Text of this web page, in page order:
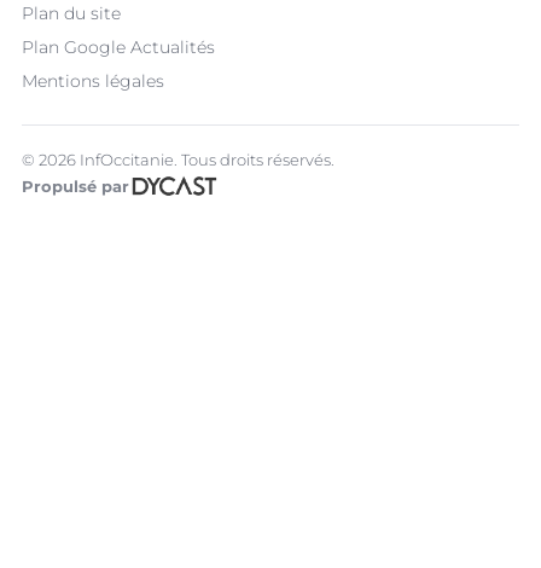
Plan du site
Plan Google Actualités
Mentions légales
© 2026 InfOccitanie. Tous droits réservés.
Propulsé par